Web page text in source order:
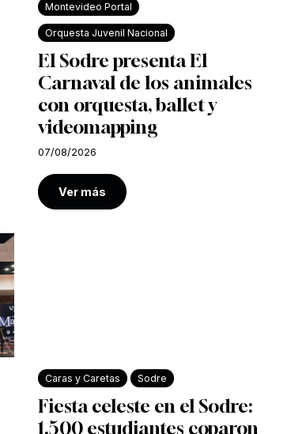
Montevideo Portal
Orquesta Juvenil Nacional
El Sodre presenta El
Carnaval de los animales
con orquesta, ballet y
videomapping
07/08/2026
Ver más
Caras y Caretas Sodre
Fiesta celeste en el Sodre:
1.500 estudiantes coparon